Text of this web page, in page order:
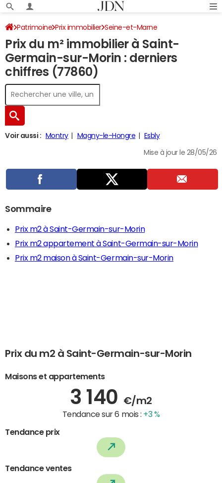
Patrimoine Prix immobilier Seine-et-Marne
Saint-Germain-sur-Morin
Prix du m² immobilier à Saint-
Germain-sur-Morin : derniers
chiffres (77860)
Voir aussi : Montry Magny-le-Hongre Esbly
Mise à jour le 28/05/26
Sommaire
Prix m2 à Saint-Germain-sur-Morin
Prix m2 appartement à Saint-Germain-sur-Morin
Prix m2 maison à Saint-Germain-sur-Morin
Prix du m2 à Saint-Germain-sur-Morin
Maisons et appartements
3 140 €/m2
Tendance sur 6 mois : +3 %
Tendance prix
Tendance ventes